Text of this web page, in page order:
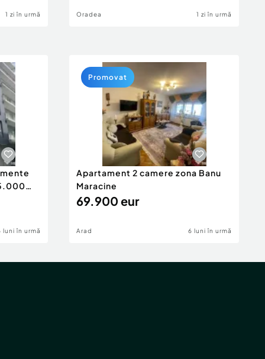
1 zi în urmă Oradea 1 zi în urmă
luni în urmă
Apartament 2 camere zona Banu
Maracine
69.900 eur
Arad 6 luni în urmă
Promovat